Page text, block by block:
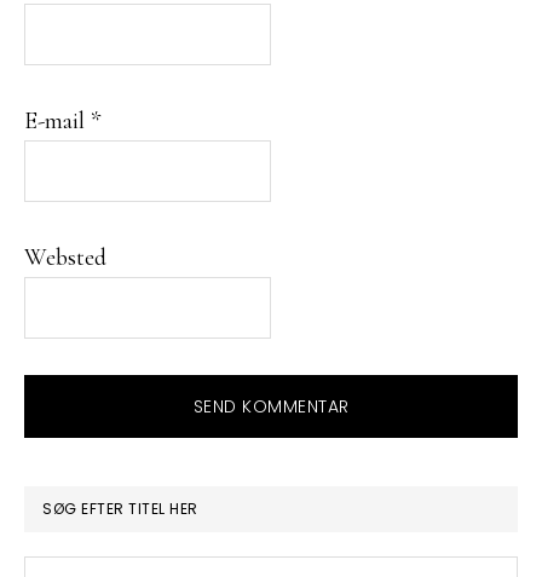
E-mail *
Websted
PRIMÆR
SIDEBAR
SØG EFTER TITEL HER